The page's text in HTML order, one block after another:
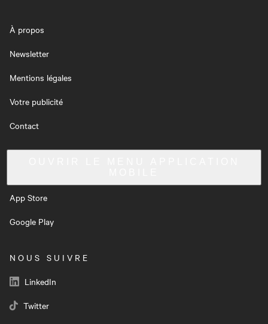
À propos
Newsletter
Mentions légales
Votre publicité
Contact
App Store
Google Play
NOUS SUIVRE
LinkedIn
Twitter